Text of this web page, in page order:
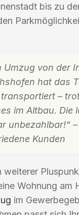
bis zu
Umzug von der
hat das
–
im Altbau. Die
unbezahlbar!“ –
Kunden
weiterer
Wohnung am
im